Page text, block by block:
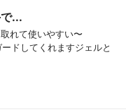
...
れて使いやすい〜
ドしてくれますジェルと